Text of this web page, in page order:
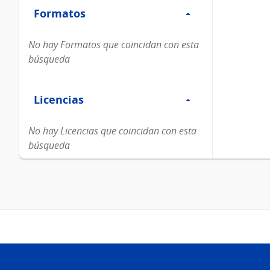
Formatos
Formatos
No hay Formatos que coincidan con esta
búsqueda
Licencias
Licencias
No hay Licencias que coincidan con esta
búsqueda